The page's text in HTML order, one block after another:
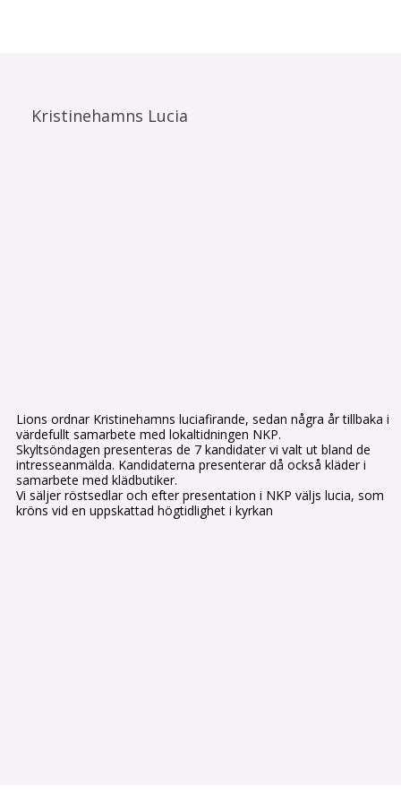
Kristinehamns Lucia
Lions ordnar Kristinehamns luciafirande, sedan några år tillbaka i
värdefullt samarbete med lokaltidningen NKP.
Skyltsöndagen presenteras de 7 kandidater vi valt ut bland de
intresseanmälda. Kandidaterna presenterar då också kläder i
samarbete med klädbutiker.
Vi säljer röstsedlar och efter presentation i NKP väljs lucia, som
kröns vid en uppskattad högtidlighet i kyrkan